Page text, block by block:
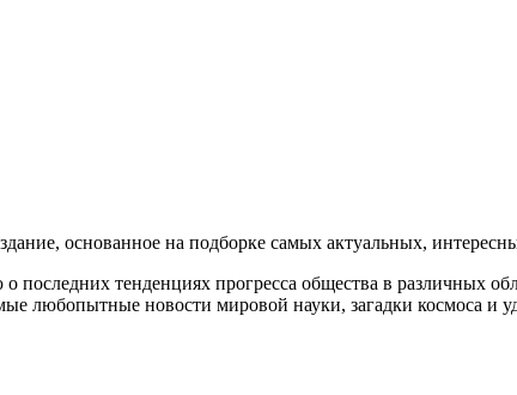
основанное на подборке самых актуальных,
тенденциях прогресса общества в различных
любопытные новости мировой науки, загадки космоса и